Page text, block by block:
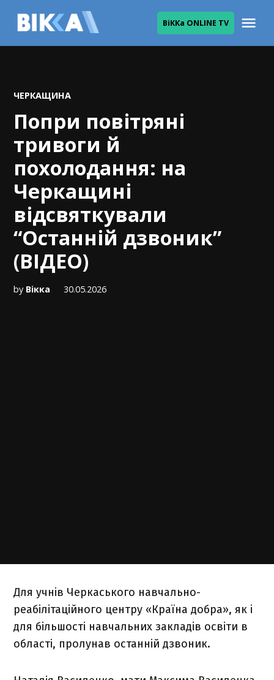
ВіККа ONLINE TV
POSTED
ЧЕРКАЩИНА
Попри повітряні
тривоги й
похолодання: на
Черкащині
відсвяткували
“Останній дзвоник”
(ВІДЕО)
by Вікка 30.05.2026
Для учнів Черкаського навчально-
реабілітаційного центру «Країна добра», як і
для більшості навчальних закладів освіти в
області, пролунав останній дзвоник.